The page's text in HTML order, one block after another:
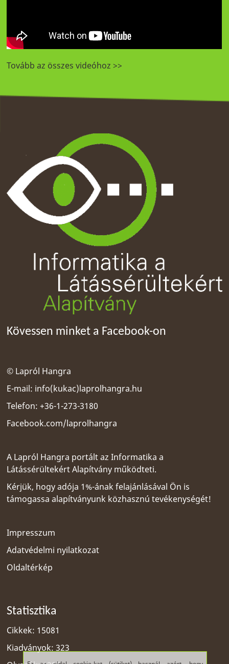
Tovább az összes videóhoz >>
Kövessen minket a Facebook-on
© Lapról Hangra
E-mail: info(kukac)laprolhangra.hu
Telefon: +36-1-273-3180
Facebook.com/laprolhangra
A Lapról Hangra portált azInformatika a
Látássérültekért Alapítvány működteti.
Kérjük, hogy adója 1%-ának felajánlásával Ön is
támogassa alapítványunk közhasznú tevékenységét!
Impresszum
Adatvédelmi nyilatkozat
Oldaltérkép
Statisztika
Cikkek: 15081
Kiadványok: 323